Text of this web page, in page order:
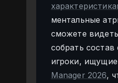
ментальные
сможете
собрать
игроки,
Manager 2026,